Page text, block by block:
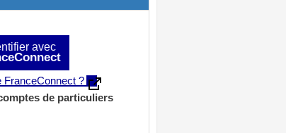
avec
FranceConnect ?
de particuliers